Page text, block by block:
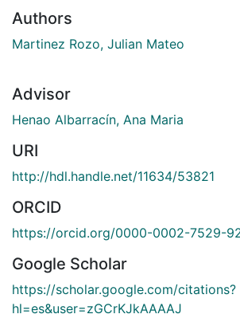
Authors
Martinez Rozo, Julian Mateo
Advisor
Henao Albarracín, Ana Maria
URI
http://hdl.handle.net/11634/53821
ORCID
https://orcid.org/0000-0002-7529-
Google Scholar
https://scholar.google.com/citations?
hl=es&user=zGCrKJkAAAAJ